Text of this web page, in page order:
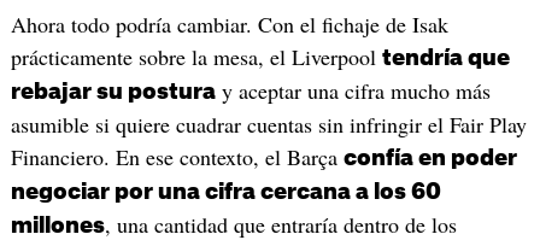
Ahora todo podría cambiar. Con el fichaje de Isak
prácticamente sobre la mesa, el Liverpool tendría que
rebajar su posturay aceptar una cifra mucho más
asumible si quiere cuadrar cuentas sin infringir el Fair Play
Financiero. En ese contexto, el Barça confía en poder
negociar por una cifra cercana a los 60
millones, una cantidad que entraría dentro de los